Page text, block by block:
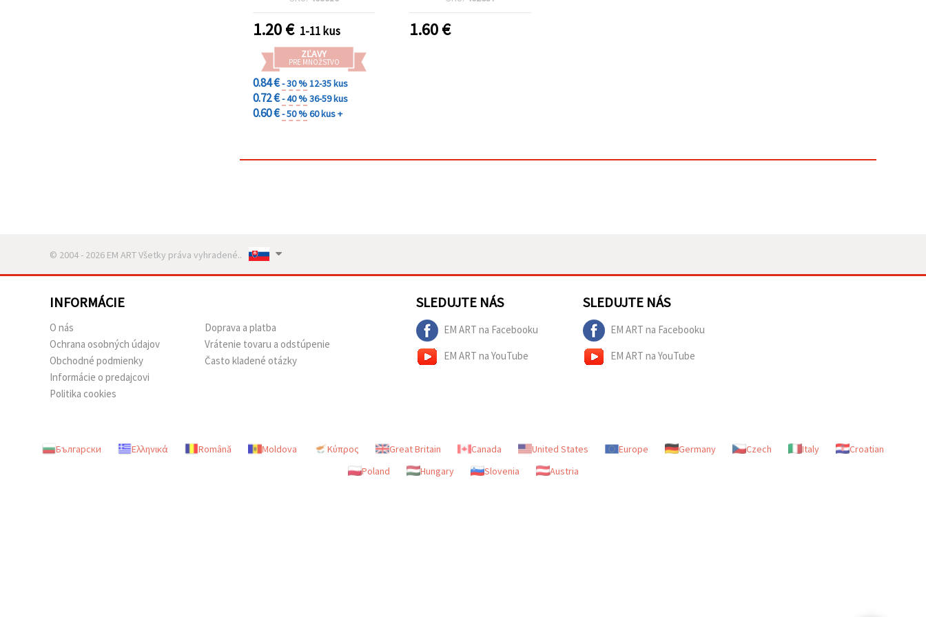
1.20€ 1-11 kus
ZĽAVY
PRE MNOŽSTVO
0.84 €- 30 %12-35 kus
0.72 €- 40 %36-59 kus
0.60 €- 50 %60 kus +
1.60€
© 2004 - 2026 EM ART Všetky práva vyhradené..
INFORMÁCIE
O nás
Ochrana osobných údajov
Obchodné podmienky
Informácie o predajcovi
Politika cookies
Doprava a platba
Vrátenie tovaru a odstúpenie
Často kladené otázky
SLEDUJTE NÁS
EM ART na Facebooku
EM ART na YouTube
SLEDUJTE NÁS
EM ART na Facebooku
EM ART na YouTube
Български Ελληνικά Română Moldova Κύπρος Great Britain Canada United States Europe Germany Czech Italy
Croatian
Poland
Hungary Slovenia Austria